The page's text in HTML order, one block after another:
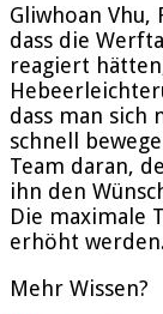
Gliwhoan
dass die
reagiert
dass man sich
schnell
Team daran,
ihn den
Die maximale
erhöht
Mehr Wissen?